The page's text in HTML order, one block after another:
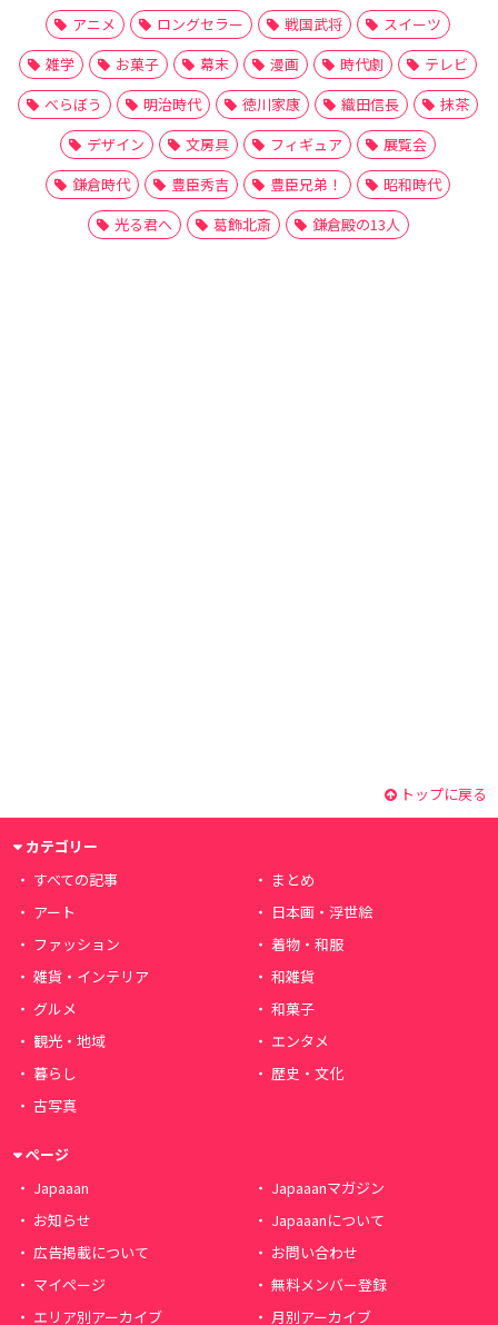
アニメ
ロングセラー 戦国武将
スイーツ
雑学
お菓子 幕末 漫画 時代劇
テレビ
べらぼう
明治時代 徳川家康 織田信長
抹茶
デザイン
文房具 フィギュア
展覧会
鎌倉時代
豊臣秀吉 豊臣兄弟！
昭和時代
光る君へ
葛飾北斎 鎌倉殿の13人
トップに戻る
カテゴリー
すべての記事
まとめ
アート
日本画・浮世絵
ファッション
着物・和服
雑貨・インテリア
和雑貨
グルメ
和菓子
観光・地域
エンタメ
暮らし
歴史・文化
古写真
ページ
Japaaan
Japaaanマガジン
お知らせ
Japaaanについて
広告掲載について
お問い合わせ
マイページ
無料メンバー登録
エリア別アーカイブ
月別アーカイブ